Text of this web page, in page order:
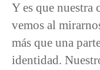
Y es que nuestra
vemos al
más que una
identidad.